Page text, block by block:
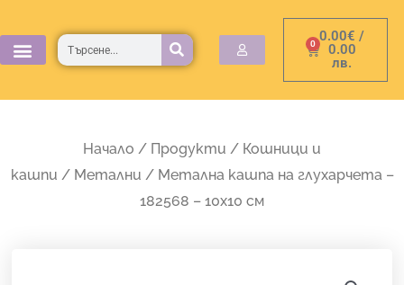
to
content
0.00€ /
0.00
лв.
0
Cart
Търсене
Начало / Продукти / Кошници и
кашпи / Метални / Метална кашпа на глухарчета –
182568 – 10х10 см